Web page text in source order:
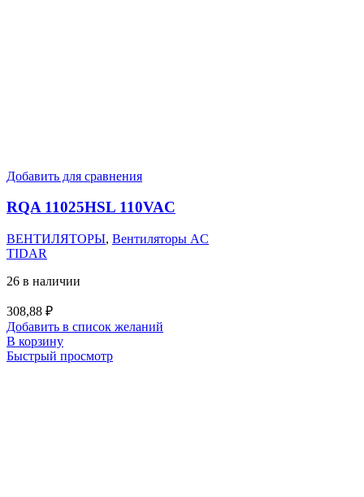
Добавить для сравнения
RQA 11025HSL 110VAC
ВЕНТИЛЯТОРЫ, Вентиляторы AC
TIDAR
26 в наличии
308,88 ₽
Добавить в список желаний
В корзину
Быстрый просмотр